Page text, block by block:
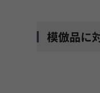
模倣品に